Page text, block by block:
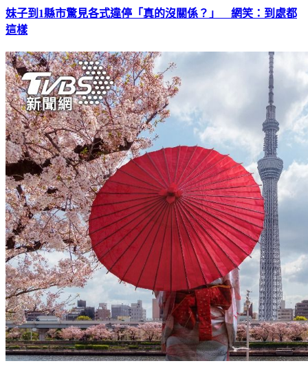
妹子到1縣市驚見各式違停「真的沒關係？」 網笑：到處都
這樣